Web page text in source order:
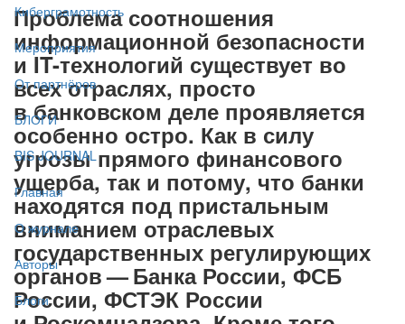
Киберграмотность
Мероприятия
От партнёров
БЛОГИ
BIS JOURNAL
Главная
О журнале
Авторы
Блоги
Проблема соотношения
информационной безопасности
и IT-технологий существует во
всех отраслях, просто
в банковском деле проявляется
особенно остро. Как в силу
угрозы прямого финансового
ущерба, так и потому, что банки
находятся под пристальным
вниманием отраслевых
государственных регулирующих
органов — Банка России, ФСБ
России, ФСТЭК России